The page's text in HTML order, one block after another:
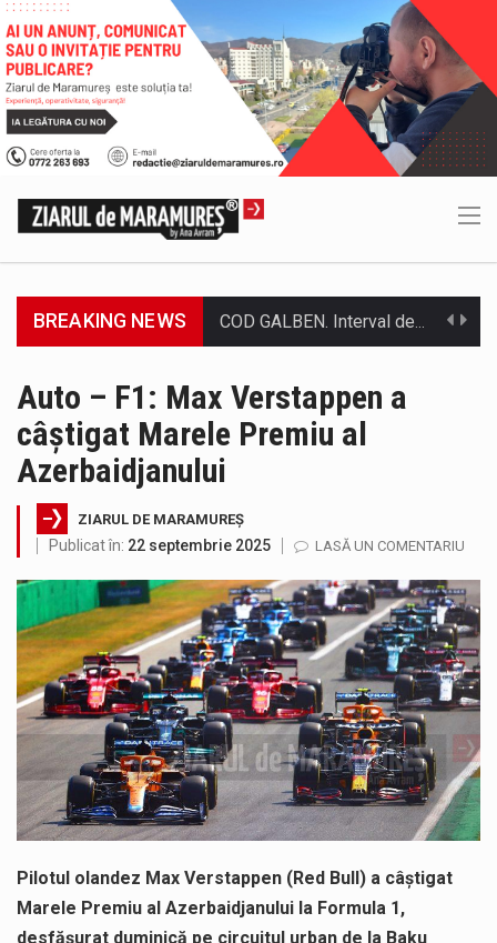
BREAKING NEWS Proiectul de lege privind Strategia națională pentru conservarea biodiversității a fost din nou dezbătut ieri și în final adoptat de…
Tot mai multi băimăreni semnalează prezența cersetorilor de etnie romă pe raza municipiului. Orasul este la propriu impânzit de ei…
Fostul deputat si primar Cătălin Cherecheș a fost invitat la Horia Nasra Show unde a sustinut o dezbatere pe teme…
Liceul Ucrainean „Taras Șevcenko” din Sighetu Marmației, singurul liceu din România cu predare în limba ucraineană, are potențialul de a-și…
Proiectul pentru reconstrucția definitivă a podului peste râul Săsar din Baia Mare avansează într-o nouă etapă concretă. După asigurarea finanțării…
COD GALBEN. Interval de valabilitate: 07 august, ora 12.00 – 07 august, ora 23.00 / Fenomene vizate: instabilitate atmosferică, intensificări…
Auto – F1: Max Verstappen a
câștigat Marele Premiu al
Azerbaidjanului
ZIARUL DE MARAMUREȘ
Publicat în: 22 septembrie 2025 LASĂ UN COMENTARIU
Pilotul olandez Max Verstappen (Red Bull) a câștigat
Marele Premiu al Azerbaidjanului la Formula 1,
desfășurat duminică pe circuitul urban de la Baku